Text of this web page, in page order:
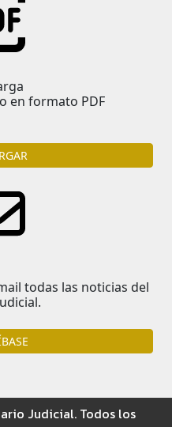
en formato PDF
todas las noticias del
Judicial. Todos los